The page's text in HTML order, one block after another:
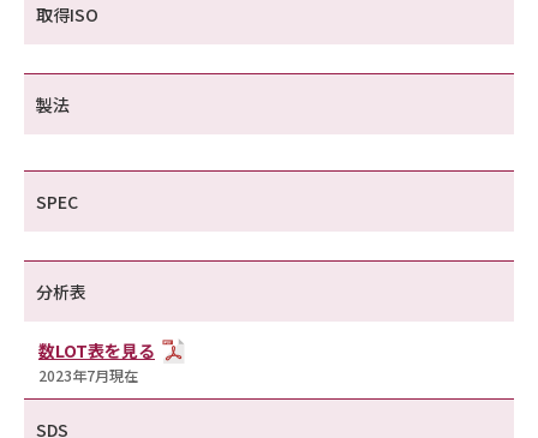
取得ISO
製法
SPEC
分析表
数LOT表を見る
2023年7月現在
SDS